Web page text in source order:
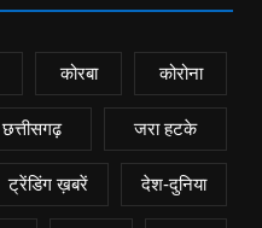
कोरबा कोरोना
छत्तीसगढ़ जरा हटके
ट्रेंडिंग ख़बरें देश-दुनिया